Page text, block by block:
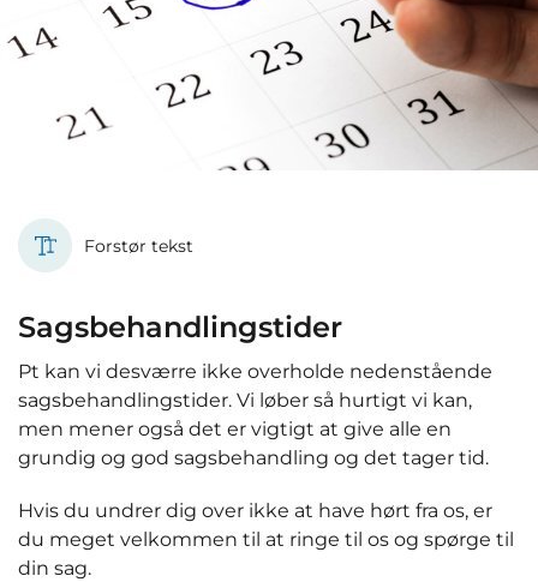
Forstør tekst
Sagsbehandlingstider
Pt kan vi desværre ikke overholde nedenstående
sagsbehandlingstider. Vi løber så hurtigt vi kan,
men mener også det er vigtigt at give alle en
grundig og god sagsbehandling og det tager tid.
Hvis du undrer dig over ikke at have hørt fra os, er
du meget velkommen til at ringe til os og spørge til
din sag.